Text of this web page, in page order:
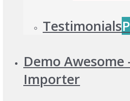
Testimonials
Demo Awesome
Importer